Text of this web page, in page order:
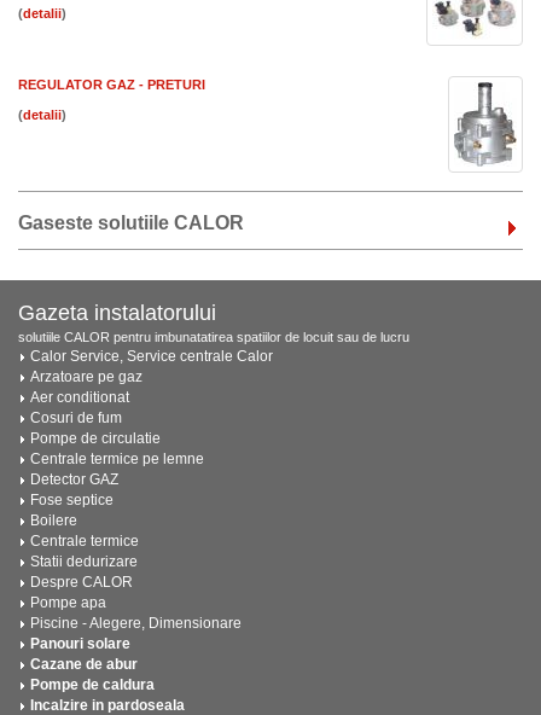
( )
REGULATOR GAZ - PRETURI
( )
Gaseste solutiile CALOR
Gazeta instalatorului
solutiile CALOR pentru imbunatatirea spatiilor de locuit sau de lucru
Calor Service, Service centrale Calor
Arzatoare pe gaz
Aer conditionat
Cosuri de fum
Pompe de circulatie
Centrale termice pe lemne
Detector GAZ
Fose septice
Boilere
Centrale termice
Statii dedurizare
Despre CALOR
Pompe apa
Piscine - Alegere, Dimensionare
Panouri solare
Cazane de abur
Pompe de caldura
Incalzire in pardoseala